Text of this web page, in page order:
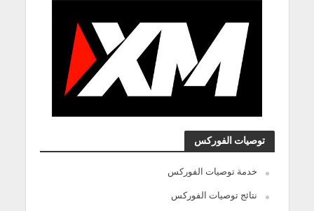
توصيات الفوركس
خدمة توصيات الفوركس
نتائج توصيات الفوركس